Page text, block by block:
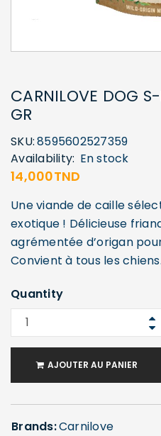
CARNILOVE DOG
GR
SKU:8595602527359
Availability: En stock
14,000TND
Une viande de caille
exotique ! Délicieuse
agrémentée d’origan
Convient à tous les chiens.
Quantity
AJOUTER AU PANIER
Brands:Carnilove